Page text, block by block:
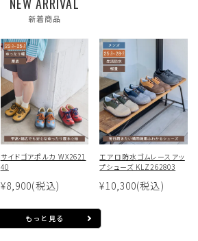
NEW ARRIVAL
新着商品
サイドゴアポルカ WX2621
40
¥8,900(税込)
エアロ防水ゴムレースアッ
プシューズ KLZ262803
¥10,300(税込)
もっと見る